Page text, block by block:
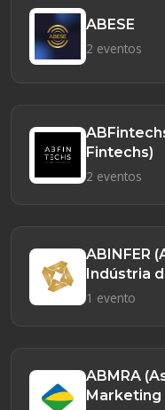
ABESE
2 eventos
Fintechs)
2 eventos
ABINFER
Indústria
1 evento
ABMRA
Marketing